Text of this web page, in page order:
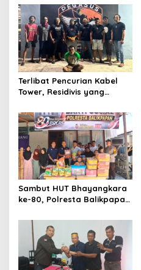
Justru Dipaksa Pindah
Terlibat Pencurian Kabel
Tower, Residivis yang
Ditangkap Tim Gabungan di
Jeneponto
Sambut HUT Bhayangkara
ke-80, Polresta Balikpapan
Asuhan Jabal Rahmah